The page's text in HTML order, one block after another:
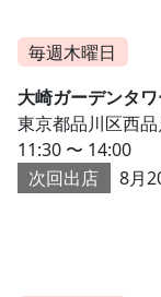
毎週木曜日
大崎ガーデンタ
東京都品川区西品
11:30 〜 14:00
次回出店
8月